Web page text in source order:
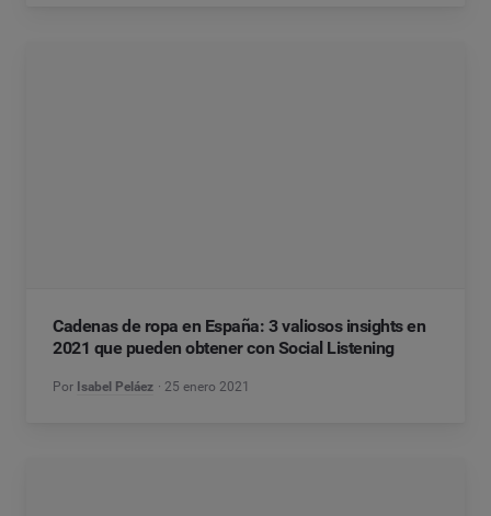
Cadenas de ropa en España: 3 valiosos insights en
2021 que pueden obtener con Social Listening
Por Isabel Peláez 25 enero 2021